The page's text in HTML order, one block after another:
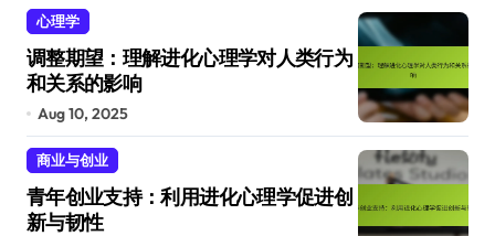
心理学
调整期望：理解进化心理学对人类行为
和关系的影响
Aug 10, 2025
商业与创业
青年创业支持：利用进化心理学促进创
新与韧性